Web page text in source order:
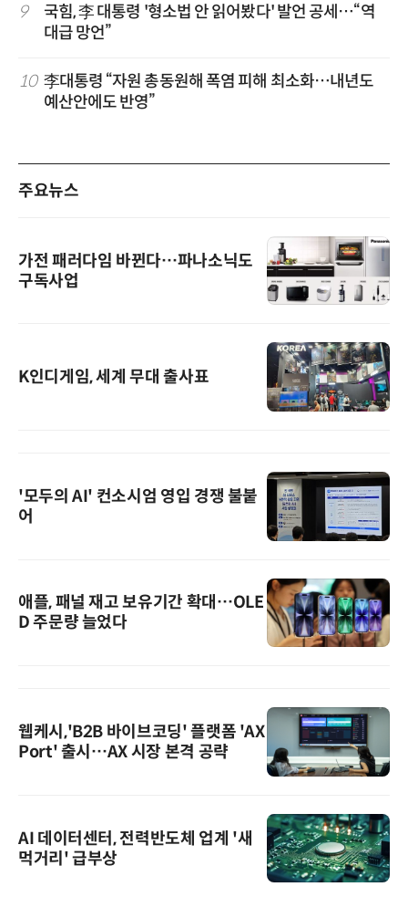
9
국힘, 李 대통령 '형소법 안 읽어봤다' 발언 공세…“역
대급 망언”
10 李대통령 “자원 총동원해 폭염 피해 최소화…내년도
예산안에도 반영”
주요뉴스
가전 패러다임 바뀐다…파나소닉도
구독사업
K인디게임, 세계 무대 출사표
'모두의 AI' 컨소시엄 영입 경쟁 불붙
어
애플, 패널 재고 보유기간 확대…OLE
D 주문량 늘었다
웹케시,'B2B 바이브코딩' 플랫폼 'AX
Port' 출시…AX 시장 본격 공략
AI 데이터센터, 전력반도체 업계 '새
먹거리' 급부상